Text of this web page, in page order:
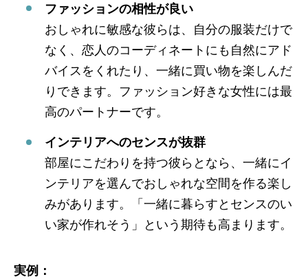
ファッションの相性が良い
おしゃれに敏感な彼らは、自分の服装だけで
なく、恋人のコーディネートにも自然にアド
バイスをくれたり、一緒に買い物を楽しんだ
りできます。ファッション好きな女性には最
高のパートナーです。
インテリアへのセンスが抜群
部屋にこだわりを持つ彼らとなら、一緒にイ
ンテリアを選んでおしゃれな空間を作る楽し
みがあります。「一緒に暮らすとセンスのい
い家が作れそう」という期待も高まります。
実例：